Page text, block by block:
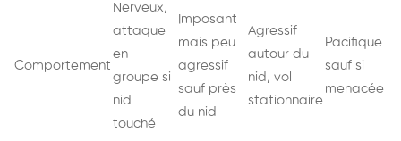
Comportement
Nerveux,
attaque
en
groupe si
nid
touché
Imposant
mais peu
agressif
sauf près
du nid
Agressif
autour du
nid, vol
stationnaire
Pacifique
sauf si
menacée